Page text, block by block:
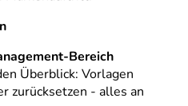
Bereich
Überblick: Vorlagen
zurücksetzen - alles an